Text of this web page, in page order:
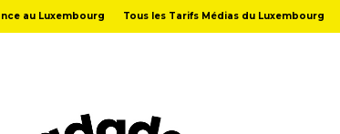
au Luxembourg Tous les Tarifs Médias du Luxembourg